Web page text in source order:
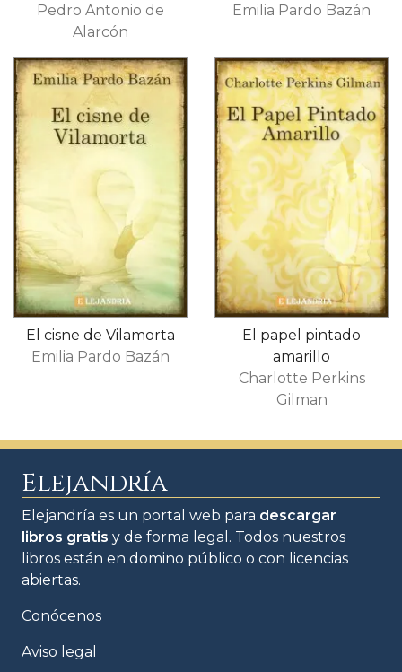
Pedro Antonio de
Alarcón
Emilia Pardo Bazán
El cisne de Vilamorta
Emilia Pardo Bazán
El papel pintado
amarillo
Charlotte Perkins
Gilman
Elejandría
Elejandría es un portal web para descargar
libros gratis y de forma legal. Todos nuestros
libros están en domino público o con licencias
abiertas.
Conócenos
Aviso legal